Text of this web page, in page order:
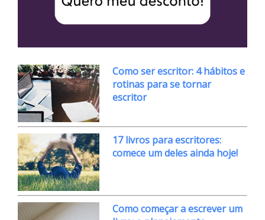
Como ser escritor: 4 hábitos e
rotinas para se tornar
escritor
17 livros para escritores:
comece um deles ainda hoje!
Como começar a escrever um